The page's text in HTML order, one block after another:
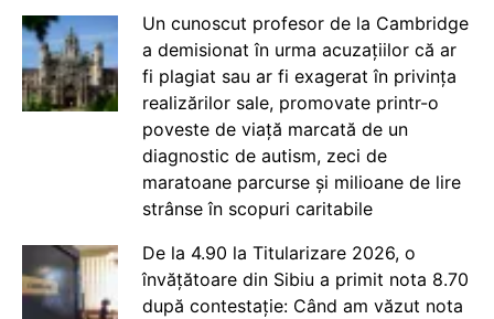
Un cunoscut profesor de la Cambridge
a demisionat în urma acuzațiilor că ar
fi plagiat sau ar fi exagerat în privința
realizărilor sale, promovate printr-o
poveste de viață marcată de un
diagnostic de autism, zeci de
maratoane parcurse și milioane de lire
strânse în scopuri caritabile
De la 4.90 la Titularizare 2026, o
învățătoare din Sibiu a primit nota 8.70
după contestație: Când am văzut nota